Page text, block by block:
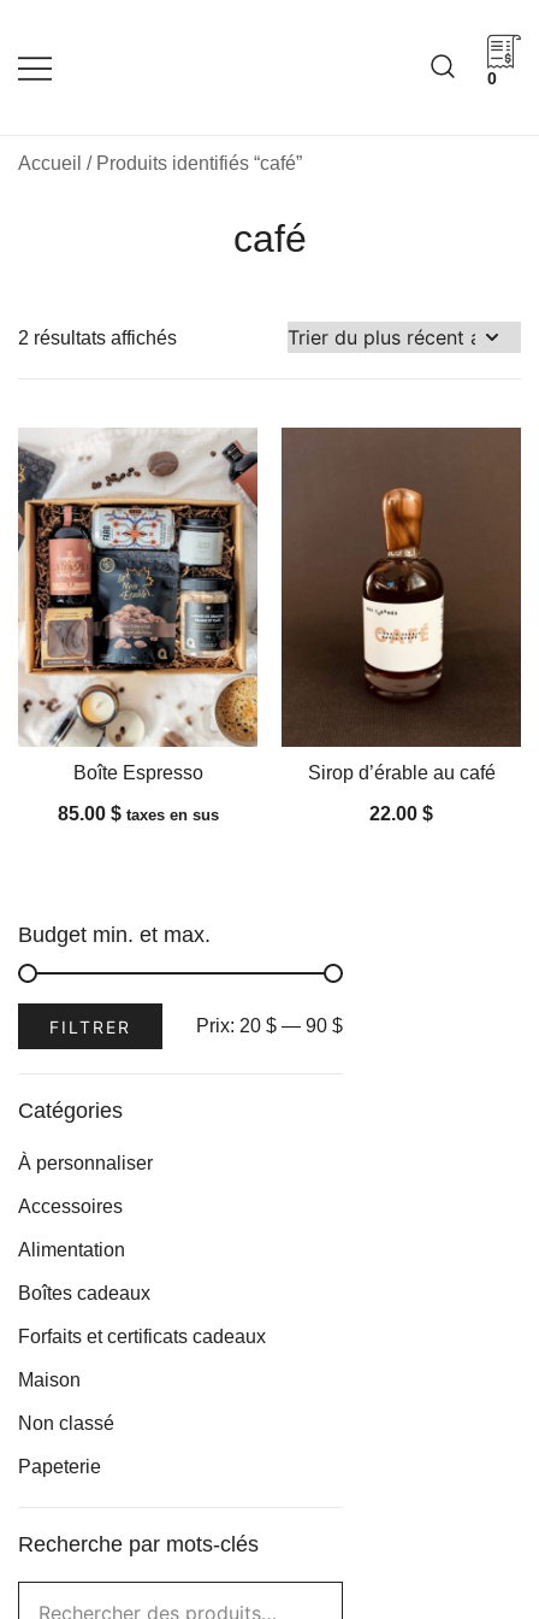
content
0
Accueil / Produits identifiés “café”
café
2 résultats affichésTrié
récent
au
plus
ancien
Boîte Espresso
85.00 $ taxes en sus
Sirop d’érable au café
22.00 $
Budget min. et max.
FILTRER Prix: 20 $ — 90 $
Catégories
À personnaliser
Accessoires
Alimentation
Boîtes cadeaux
Forfaits et certificats cadeaux
Maison
Non classé
Papeterie
Recherche par mots-clés